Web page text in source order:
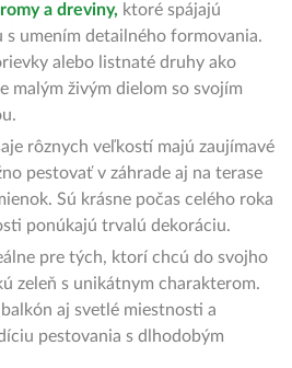
a dreviny, ktoré spájajú
umením detailného formovania.
alebo listnaté druhy ako
malým živým dielom so svojím
rôznych veľkostí majú zaujímavé
pestovať v záhrade aj na terase
Sú krásne počas celého roka
ponúkajú trvalú dekoráciu.
pre tých, ktorí chcú do svojho
zeleň s unikátnym charakterom.
aj svetlé miestnosti a
pestovania s dlhodobým